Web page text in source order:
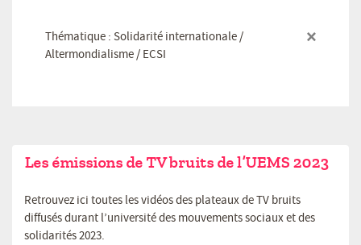
×
Thématique : Solidarité internationale /
Altermondialisme / ECSI
Les émissions de TV bruits de l’UEMS 2023
Retrouvez ici toutes les vidéos des plateaux de TV bruits
diffusés durant l’université des mouvements sociaux et des
solidarités 2023.